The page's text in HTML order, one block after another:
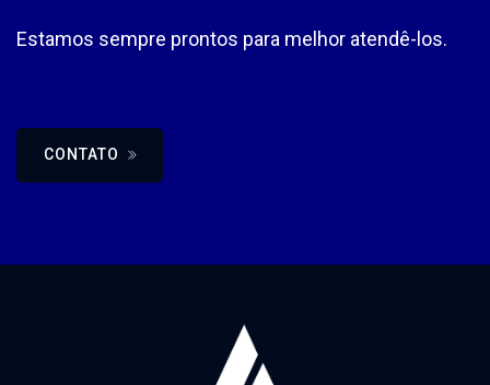
Estamos sempre prontos para melhor atendê-los.
CONTATO